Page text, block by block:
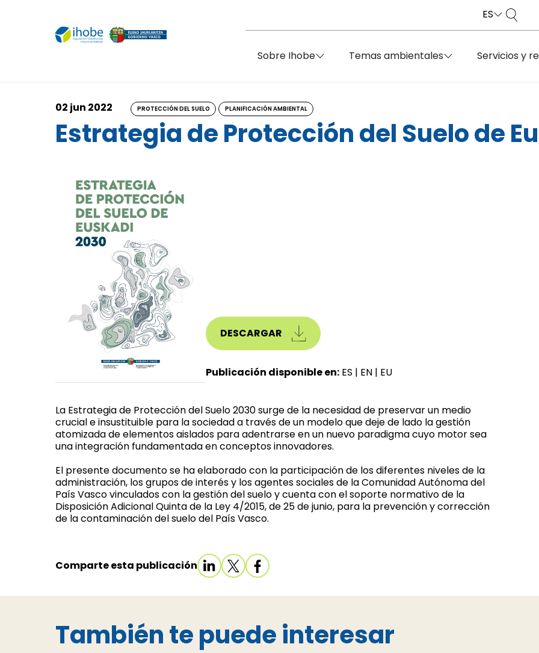
ES
Sobre Ihobe Temas ambientales Servicios y
02 jun 2022 PROTECCIÓN DEL SUELO PLANIFICACIÓN AMBIENTAL
Estrategia de Protección del Suelo de
DESCARGAR
Publicación disponible en: ES | EN | EU
La Estrategia de Protección del Suelo 2030 surge de la necesidad de preservar un medio
crucial e insustituible para la sociedad a través de un modelo que deje de lado la gestión
atomizada de elementos aislados para adentrarse en un nuevo paradigma cuyo motor sea
una integración fundamentada en conceptos innovadores.
El presente documento se ha elaborado con la participación de los diferentes niveles de la
administración, los grupos de interés y los agentes sociales de la Comunidad Autónoma del
País Vasco vinculados con la gestión del suelo y cuenta con el soporte normativo de la
Disposición Adicional Quinta de la Ley 4/2015, de 25 de junio, para la prevención y corrección
de la contaminación del suelo del País Vasco.
Comparte esta publicación
También te puede interesar